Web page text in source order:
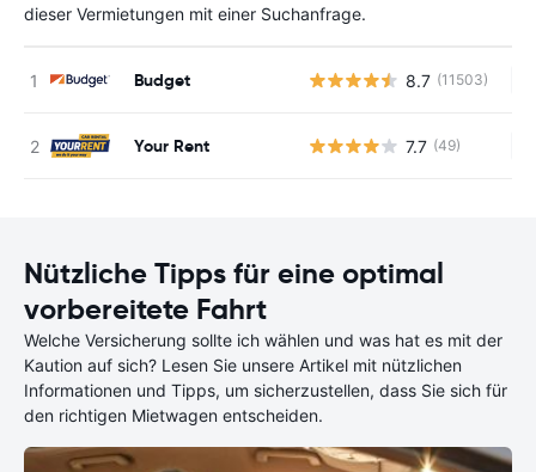
dieser Vermietungen mit einer Suchanfrage.
Budget 8.7 (11503)
Your Rent 7.7 (49)
Nützliche Tipps für eine optimal
vorbereitete Fahrt
Welche Versicherung sollte ich wählen und was hat es mit der
Kaution auf sich? Lesen Sie unsere Artikel mit nützlichen
Informationen und Tipps, um sicherzustellen, dass Sie sich für
den richtigen Mietwagen entscheiden.